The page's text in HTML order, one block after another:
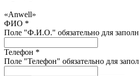
«Anwell»
ФИО *
Поле "Ф.И.О." обязательно для
Телефон *
Поле "Телефон" обязательно для